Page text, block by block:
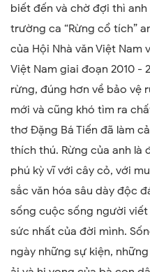
biết đến và chờ đợi thì
trường ca “Rừng cổ tích”
của Hội Nhà văn Việt Nam
Việt Nam giai đoạn 2010 -
rừng, đúng hơn về bảo vệ
mới và cũng khó tìm ra
thơ Đặng Bá Tiến đã làm
thích thú. Rừng của anh là
phú kỳ vĩ với cây cỏ, với
sắc văn hóa sâu dày độc
sống cuộc sống người
sức nhất của đời mình.
ngày những sự kiện,